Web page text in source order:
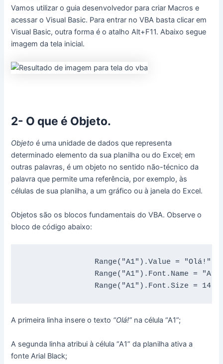
Vamos utilizar o guia desenvolvedor para criar Macros e
acessar o Visual Basic. Para entrar no VBA basta clicar em
Visual Basic, outra forma é o atalho Alt+F11. Abaixo segue
imagem da tela inicial.
2- O que é Objeto.
Objeto é uma unidade de dados que representa
determinado elemento da sua planilha ou do Excel; em
outras palavras, é um objeto no sentido não-técnico da
palavra que permite uma referência, por exemplo, às
células de sua planilha, a um gráfico ou à janela do Excel.
Objetos são os blocos fundamentais do VBA. Observe o
bloco de código abaixo:
                Range("A1").Value = "Olá!"
Range("A1").Font.Name =
                Range("A1").Font.Size = 14
A primeira linha insere o texto “Olá!” na célula “A1”;
A segunda linha atribui à célula “A1” da planilha ativa a
fonte Arial Black;